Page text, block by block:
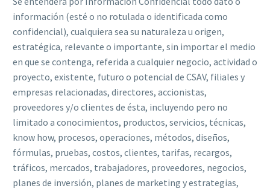
información (esté o no rotulada o identificada como
confidencial), cualquiera sea su naturaleza u origen,
estratégica, relevante o importante, sin importar el medio
en que se contenga, referida a cualquier negocio, actividad o
proyecto, existente, futuro o potencial de CSAV, filiales y
empresas relacionadas, directores, accionistas,
proveedores y/o clientes de ésta, incluyendo pero no
limitado a conocimientos, productos, servicios, técnicas,
know how, procesos, operaciones, métodos, diseños,
fórmulas, pruebas, costos, clientes, tarifas, recargos,
tráficos, mercados, trabajadores, proveedores, negocios,
planes de inversión, planes de marketing y estrategias,